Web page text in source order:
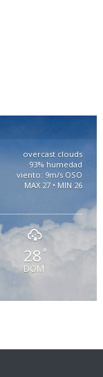
overcast clouds
93% humedad
viento: 9m/s OSO
MAX 27 • MIN 26
28 °
DOM